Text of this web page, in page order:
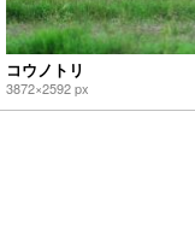
コウノトリ
3872×2592 px